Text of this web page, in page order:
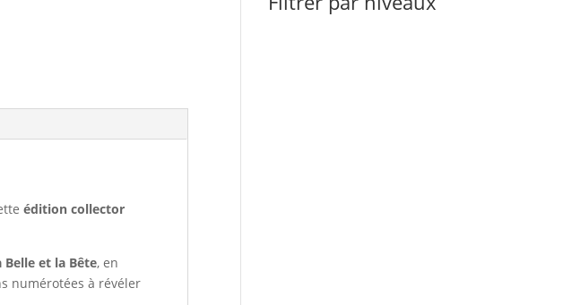
édition collector
Belle et la Bête, en
numérotées à révéler